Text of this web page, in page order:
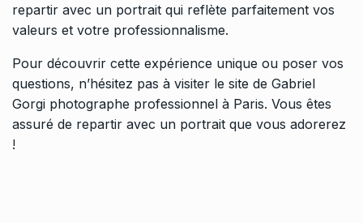
repartir avec un portrait qui reflète parfaitement vos
valeurs et votre professionnalisme.
Pour découvrir cette expérience unique ou poser vos
questions, n’hésitez pas à visiter le site de Gabriel
Gorgi photographe professionnel à Paris. Vous êtes
assuré de repartir avec un portrait que vous adorerez
!